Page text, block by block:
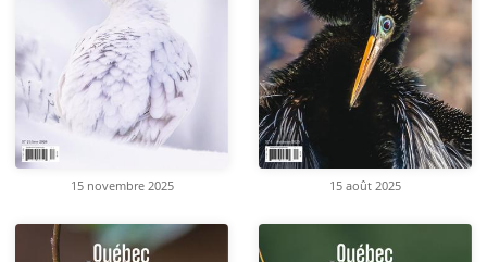
15 novembre 2025 15 août 2025